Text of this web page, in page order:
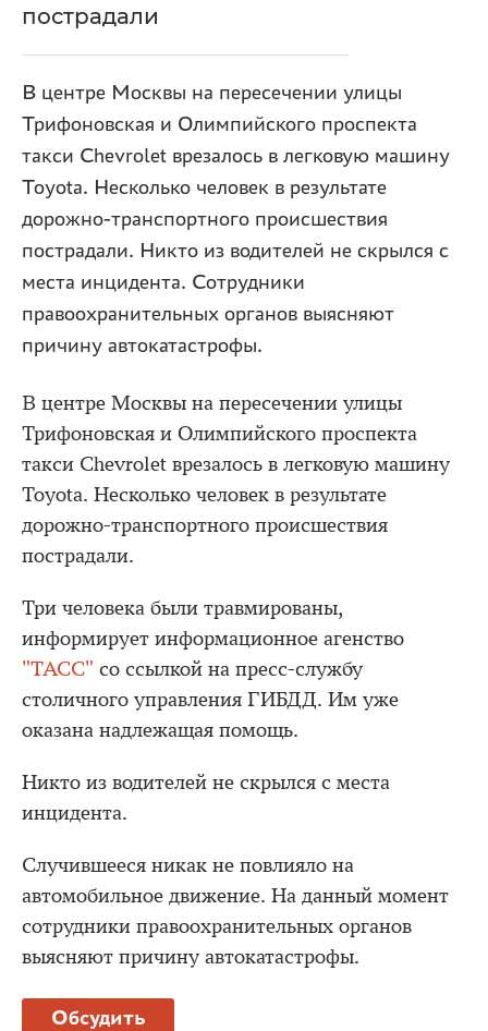
пострадали
В центре Москвы на пересечении улицы
Трифоновская и Олимпийского проспекта
такси Chevrolet врезалось в легковую машину
Toyota. Несколько человек в результате
дорожно-транспортного происшествия
пострадали. Никто из водителей не скрылся с
места инцидента. Сотрудники
правоохранительных органов выясняют
причину автокатастрофы.
В центре Москвы на пересечении улицы
Трифоновская и Олимпийского проспекта
такси Chevrolet врезалось в легковую машину
Toyota. Несколько человек в результате
дорожно-транспортного происшествия
пострадали.
Три человека были травмированы,
информирует информационное агенство
"ТАСС" со ссылкой на пресс-службу
столичного управления ГИБДД. Им уже
оказана надлежащая помощь.
Никто из водителей не скрылся с места
инцидента.
Случившееся никак не повлияло на
автомобильное движение. На данный момент
сотрудники правоохранительных органов
выясняют причину автокатастрофы.
Обсудить